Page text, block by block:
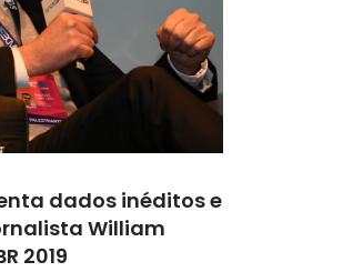
dados inéditos e
William
2019